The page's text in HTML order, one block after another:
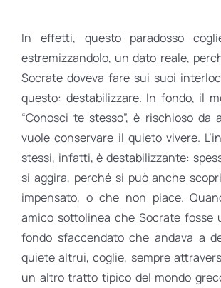
In effetti, questo paradosso
estremizzandolo, un dato reale,
Socrate doveva fare sui suoi
questo: destabilizzare. In fondo, il
“Conosci te stesso”, è rischioso da
vuole conservare il quieto vivere.
stessi, infatti, è destabilizzante:
si aggira, perché si può anche
impensato, o che non piace.
amico sottolinea che Socrate fosse
fondo sfaccendato che andava a
quiete altrui, coglie, sempre
un altro tratto tipico del mondo